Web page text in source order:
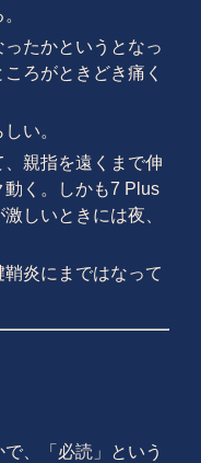
たかというとなっ
ろがときどき痛く
い。
親指を遠くまで伸
く。しかも7 Plus
しいときには夜、
炎にまではなって
、「必読」という